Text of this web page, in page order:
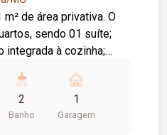
de área privativa. O
sendo 01 suíte;
integrada à cozinha;
Portões
de segurança;
2
Banho
1
Garagem